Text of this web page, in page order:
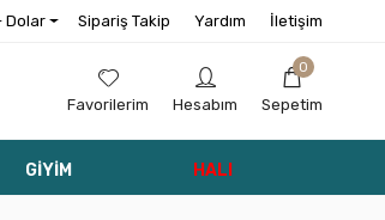
Dolar Sipariş Takip Yardım İletişim
Favorilerim Hesabım
0
Sepetim
GİYİM HALI